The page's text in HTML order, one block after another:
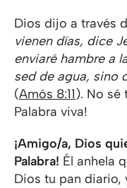
Dios dijo a través
vienen días, dice
enviaré hambre a
sed de agua, sino
(Amós 8:11). No sé
Palabra viva!
¡Amigo/a, Dios
Palabra! Él anhela
Dios tu pan diario,